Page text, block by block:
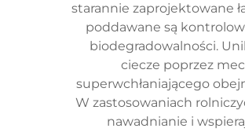
starannie zaprojektowane
poddawane są
biodegradowalności.
ciecze poprzez
superwchłaniającego
W zastosowaniach
nawadnianie i